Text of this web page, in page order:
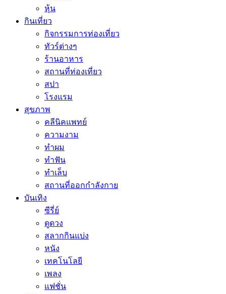
หุ้น
กินเที่ยว
กิจกรรมการท่องเที่ยว
ทัวร์ต่างๆ
ร้านอาหาร
สถานที่ท่องเที่ยว
สปา
โรงแรม
สุขภาพ
คลีนิคแพทย์
ความงาม
ทำผม
ทำฟัน
ทำเล็บ
สถานที่ออกกำลังกาย
บันเทิง
ซีรี่ย์
ดูดวง
สลากกินแบ่ง
หนัง
เทคโนโลยี
เพลง
แฟชั่น